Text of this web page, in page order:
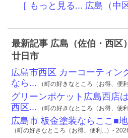
［ もっと見る... 広島（中
最新記事 広島（佐伯・西区
廿日市
広島市西区 カーコーティン
なら... （町の好きなところ（お得、便
グリーンポケット広島西店
西区... （町の好きなところ（お得、便
広島市 板金塗装ならここ■
（町の好きなところ（お得、便利...）-